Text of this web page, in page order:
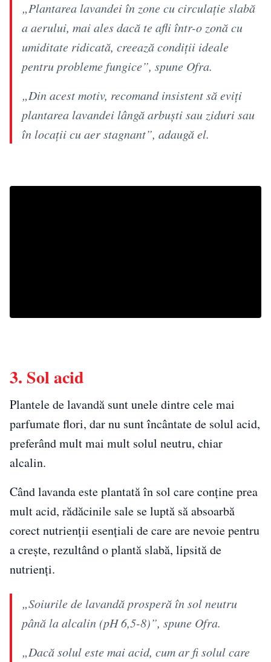
„Plantarea lavandei în zone cu circulație slabă
a aerului, mai ales dacă te afli într-o zonă cu
umiditate ridicată, creează condiții ideale
pentru probleme fungice”, spune Ofra.
„Din acest motiv, recomand insistent să eviți
plantarea lavandei lângă arbuști sau ziduri sau
în locații cu aer stagnant”, adaugă el.
3. Sol acid
Plantele de lavandă sunt unele dintre cele mai
parfumate flori, dar nu sunt încântate de solul acid,
preferând mult mai mult solul neutru, chiar
alcalin.
Când lavanda este plantată în sol care conține prea
mult acid, rădăcinile sale se luptă să absoarbă
corect nutrienții esențiali de care are nevoie pentru
a crește, rezultând o plantă slabă, lipsită de
nutrienți.
„Soiurile de lavandă prosperă în sol neutru
până la alcalin (pH 6,5-8)”, spune Ofra.
„Dacă solul este mai acid, cum ar fi solul care